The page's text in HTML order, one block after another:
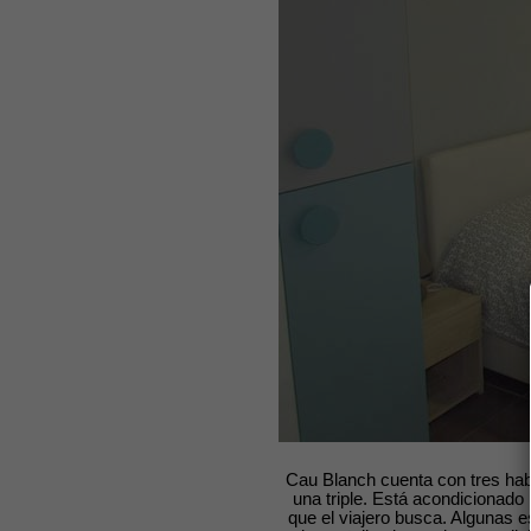
Cau Blanch cuenta con tres
una triple. Está
que el viajero busca. Algunas